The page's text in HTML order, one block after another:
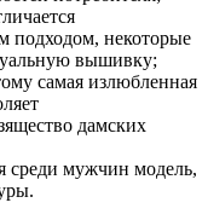
подходом, некоторые
вышивку;
самая излюбленная
дамских
среди мужчин модель,